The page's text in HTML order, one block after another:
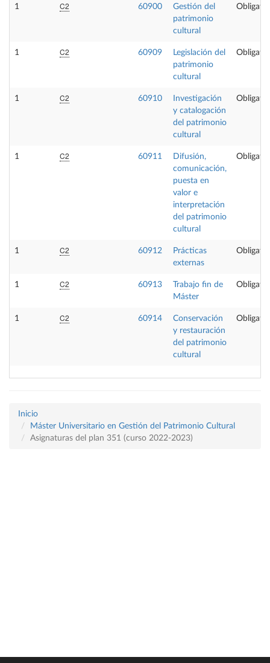
1 C2 60900
Gestión del
patrimonio
cultural
1 C2 60909
Legislación del
patrimonio
cultural
1 C2 60910
Investigación
y catalogación
del patrimonio
cultural
1 C2 60911
Difusión,
comunicación,
puesta en
valor e
interpretación
del patrimonio
cultural
1 C2 60912
Prácticas
externas
1 C2 60913
Trabajo fin de
Máster
1 C2 60914
Conservación
y restauración
del patrimonio
cultural
Inicio
Máster Universitario en Gestión del Patrimonio Cultural
Asignaturas del plan 351 (curso 2022-2023)